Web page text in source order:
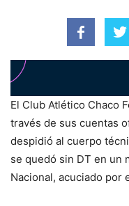
El Club Atlético Chaco
través de sus cuentas
despidió al cuerpo
se quedó sin DT en un
Nacional, acuciado por